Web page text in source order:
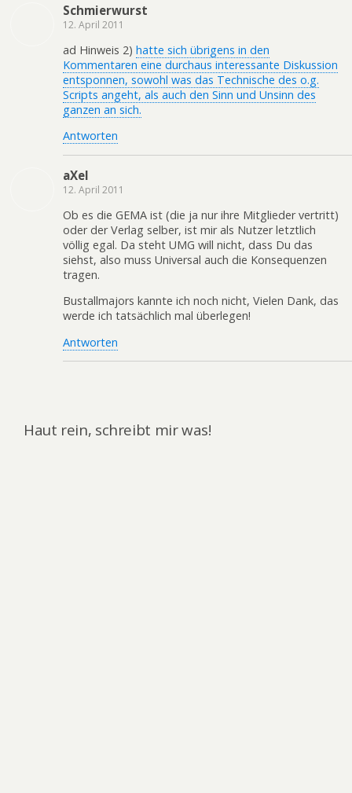
Schmierwurst
12. April 2011
ad Hinweis 2) hatte sich übrigens in den
Kommentaren eine durchaus interessante Diskussion
entsponnen, sowohl was das Technische des o.g.
Scripts angeht, als auch den Sinn und Unsinn des
ganzen an sich.
Antworten
aXel
12. April 2011
Ob es die GEMA ist (die ja nur ihre Mitglieder vertritt)
oder der Verlag selber, ist mir als Nutzer letztlich
völlig egal. Da steht UMG will nicht, dass Du das
siehst, also muss Universal auch die Konsequenzen
tragen.
Bustallmajors kannte ich noch nicht, Vielen Dank, das
werde ich tatsächlich mal überlegen!
Antworten
Haut rein, schreibt mir was!